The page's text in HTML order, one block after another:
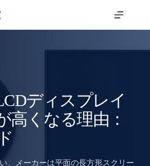
ディスプレイ
高くなる理由：
、メーカーは平面の長方形スクリー